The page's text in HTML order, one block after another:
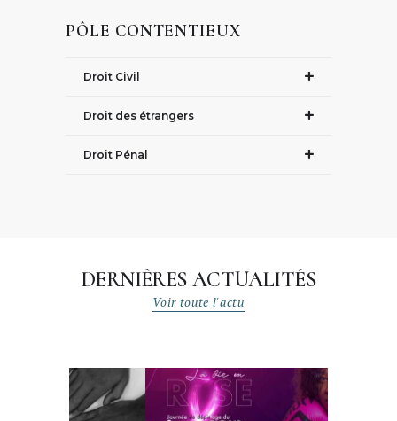
PÔLE CONTENTIEUX
Droit Civil
Droit des étrangers
Droit Pénal
DERNIÈRES ACTUALITÉS
Voir toute l'actu